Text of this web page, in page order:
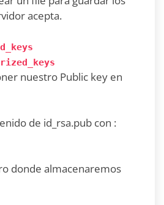
acepta.
nuestro Public key en
de id_rsa.pub con :
donde almacenaremos